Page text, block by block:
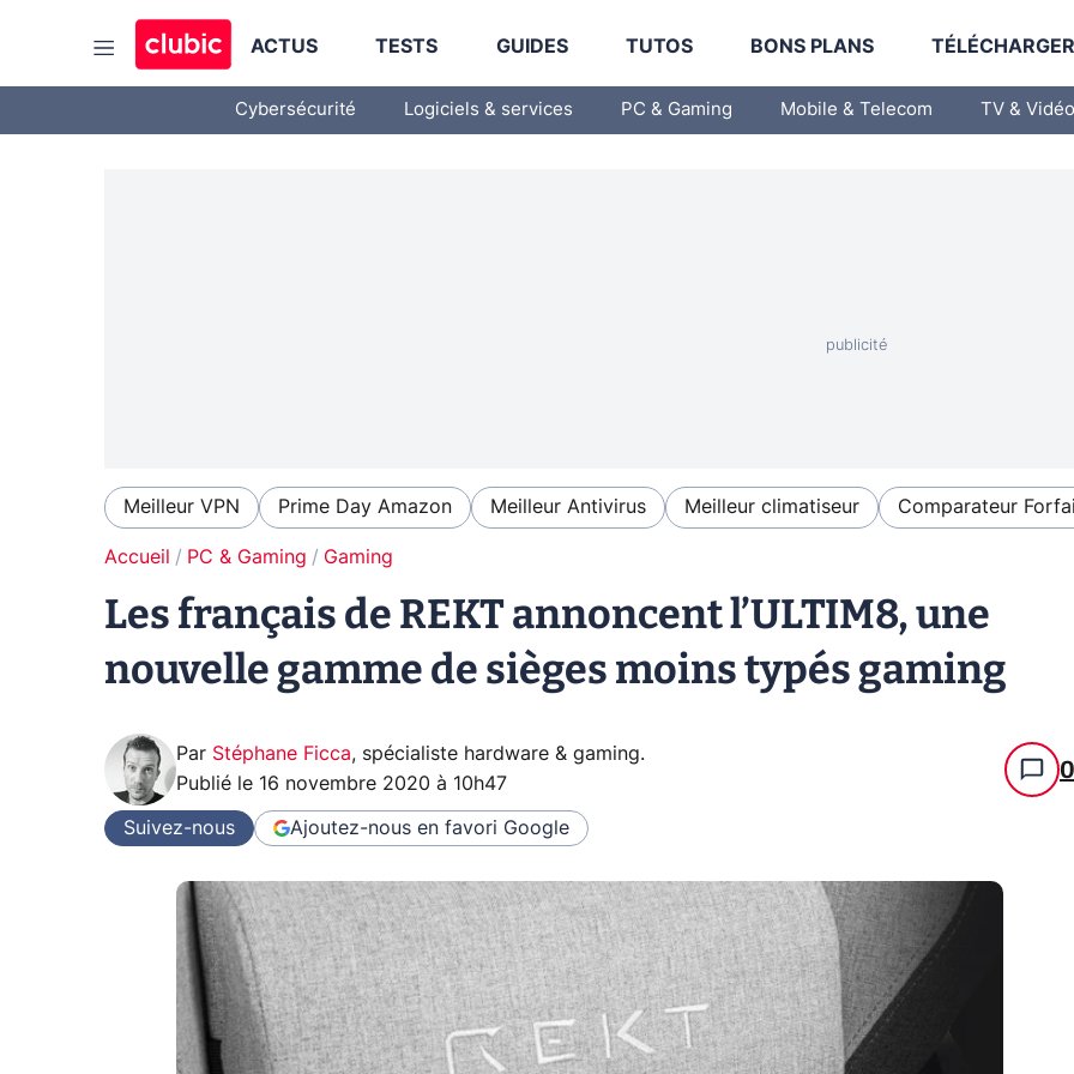
ACTUS TESTS GUIDES TUTOS BONS PLANS
Cybersécurité Logiciels & services PC & Gaming Mobile & Telecom TV & Vidéo
Meilleur VPN Prime Day Amazon Meilleur Antivirus Meilleur climatiseur Comparateur
Accueil PC & Gaming Gaming
Les français de REKT annoncent l’ULTIM8, une
nouvelle gamme de sièges moins typés gaming
Par Stéphane Ficca, spécialiste hardware & gaming.
Publié le 16 novembre 2020 à 10h47 0
Suivez-nous Ajoutez-nous en favori Google